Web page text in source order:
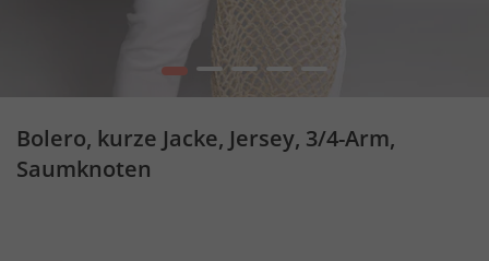
1 2 3 4 5
Bolero, kurze Jacke, Jersey, 3/4-Arm,
Saumknoten